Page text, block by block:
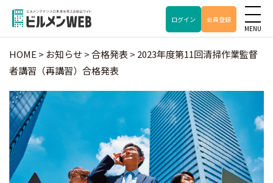
ログイン 会員登録
HOME > お知らせ >合格発表 > 2023年度第11回清掃作業監督
者講習（再講習）合格発表